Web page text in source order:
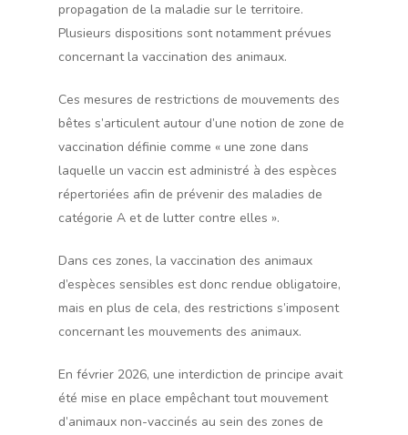
propagation de la maladie sur le territoire.
Plusieurs dispositions sont notamment prévues
concernant la vaccination des animaux.
Ces mesures de restrictions de mouvements des
bêtes s’articulent autour d’une notion de zone de
vaccination définie comme « une zone dans
laquelle un vaccin est administré à des espèces
répertoriées afin de prévenir des maladies de
catégorie A et de lutter contre elles ».
Dans ces zones, la vaccination des animaux
d’espèces sensibles est donc rendue obligatoire,
mais en plus de cela, des restrictions s’imposent
concernant les mouvements des animaux.
En février 2026, une interdiction de principe avait
été mise en place empêchant tout mouvement
d’animaux non-vaccinés au sein des zones de